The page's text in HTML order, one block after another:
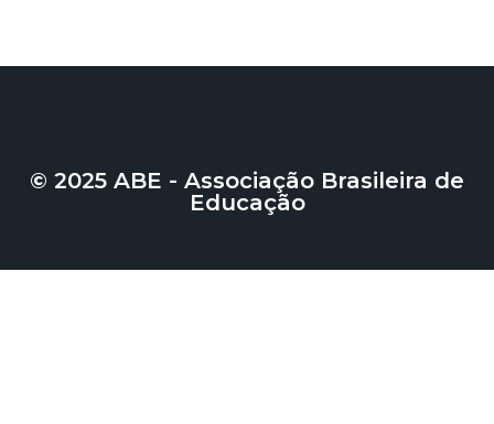
© 2025 ABE - Associação Brasileira de
Educação